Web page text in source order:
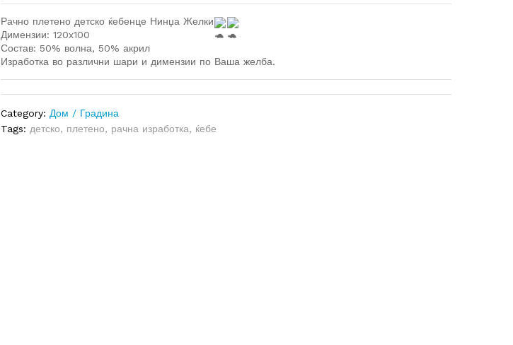
Рачно плетено детско ќебенце Нинџа Желки
Димензии: 120х100
Состав: 50% волна, 50% акрил
Изработка во различни шари и димензии по Ваша желба.
Category: Дом / Градина
Tags: детско, плетено, рачна изработка, ќебе